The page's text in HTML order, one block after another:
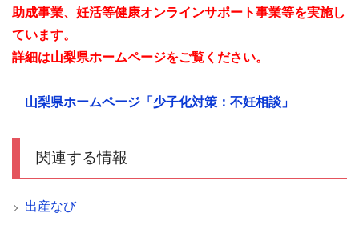
助成事業、妊活等健康オンラインサポート事業等を実施し
ています。
詳細は山梨県ホームページをご覧ください。
山梨県ホームページ「少子化対策：不妊相談」
関連する情報
出産なび